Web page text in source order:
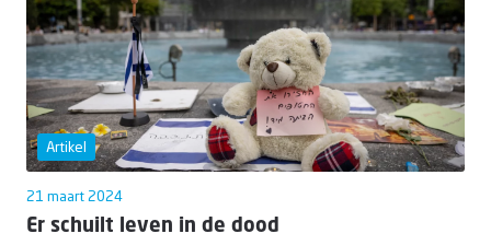
Artikel
21 maart 2024
Er schuilt leven in de dood